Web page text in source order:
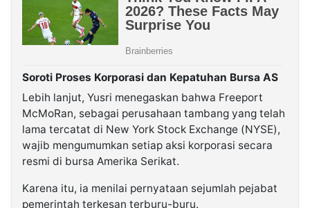
Soroti Proses Korporasi dan Kepatuhan Bursa AS
Lebih lanjut, Yusri menegaskan bahwa Freeport
McMoRan, sebagai perusahaan tambang yang telah
lama tercatat di New York Stock Exchange (NYSE),
wajib mengumumkan setiap aksi korporasi secara
resmi di bursa Amerika Serikat.
Karena itu, ia menilai pernyataan sejumlah pejabat
pemerintah terkesan terburu-buru.